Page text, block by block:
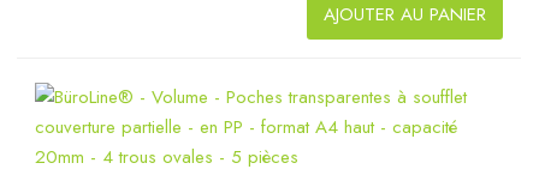
AJOUTER AU PANIER